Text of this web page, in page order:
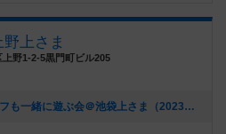
野上さま
野1-2-5黒門町ビル205
[NEW] 【1月18日(水)】スタッフも一緒に遊ぶ会＠池袋上さま（2023年01月09日 23時09分）